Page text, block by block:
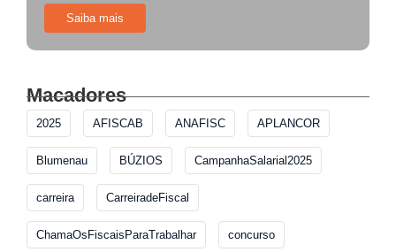
Saiba mais
Macadores
2025 AFISCAB ANAFISC APLANCOR
Blumenau BÚZIOS CampanhaSalarial2025
carreira CarreiradeFiscal
ChamaOsFiscaisParaTrabalhar concurso